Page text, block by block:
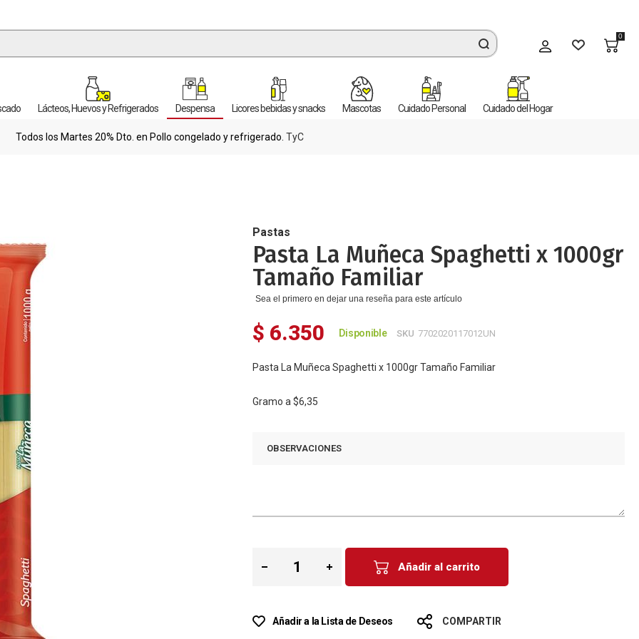
Mi cuenta
0
Lácteos, Huevos y Refrigerados Despensa Licores bebidas y snacks Mascotas Cuidado Personal Cuidado del Hogar
Todos los Martes 20% Dto. en Pollo congelado y refrigerado. TyC
Pastas
Pasta La Muñeca Spaghetti x 1000gr
Tamaño Familiar
Sea el primero en dejar una reseña para este artículo
$ 6.350 Disponible SKU 7702020117012UN
Pasta La Muñeca Spaghetti x 1000gr Tamaño Familiar
Gramo a $6,35
OBSERVACIONES
Añadir al carrito
Añadir a la Lista de Deseos COMPARTIR